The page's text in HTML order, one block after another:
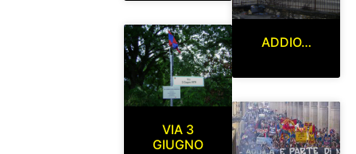
VIA 3
GIUGNO
ADDIO…